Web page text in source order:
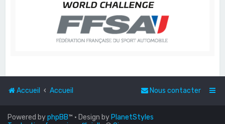
Accueil Accueil Nous contacter
Powered byphpBB™ • Design by PlanetStyles